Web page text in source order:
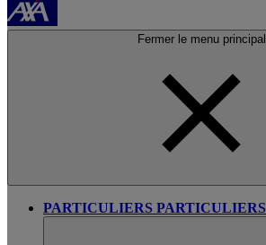
Fermer le menu principal
PARTICULIERS PARTICULIERS